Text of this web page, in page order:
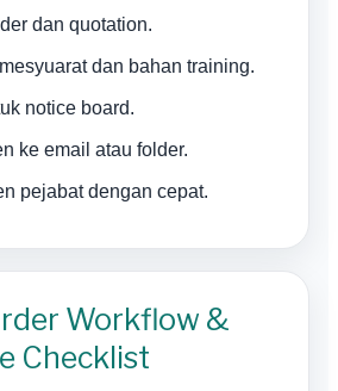
dan quotation.
dan bahan training.
notice board.
ke email atau folder.
pejabat dengan cepat.
Workflow &
Checklist